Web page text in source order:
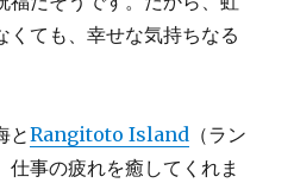
くても、幸せな気持ちなる
とRangitoto Island （ラン
仕事の疲れを癒してくれま